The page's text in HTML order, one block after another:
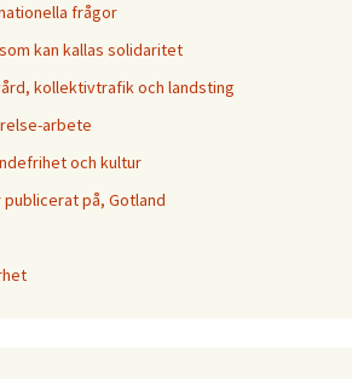
frågor
kan kallas solidaritet
kollektivtrafik och landsting
arbete
och kultur
på, Gotland